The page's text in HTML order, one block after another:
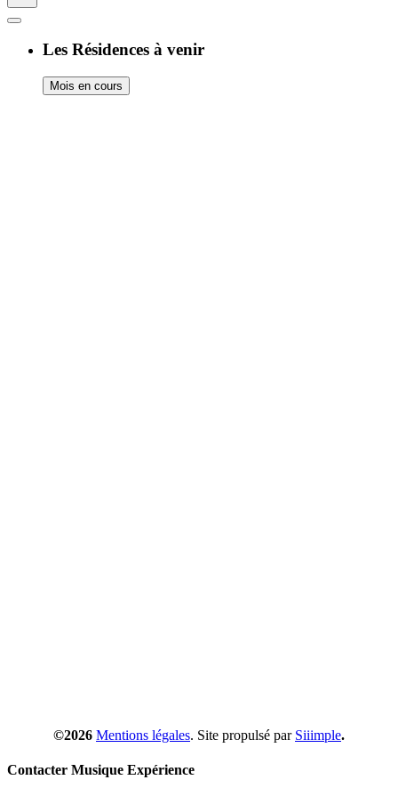
Les Résidences à venir
Mois en cours
©2026 Mentions légales. Site propulsé par Siiimple.
Contacter Musique Expérience